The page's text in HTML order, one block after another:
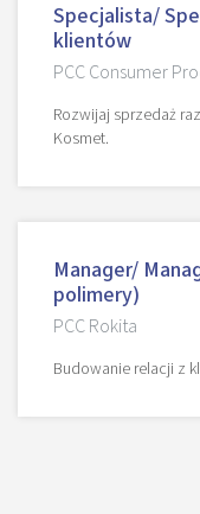
Specjalista/
klientów
PCC Consumer
Rozwijaj sprzedaż
Kosmet.
Manager/
polimery)
PCC Rokita
Budowanie relacji z